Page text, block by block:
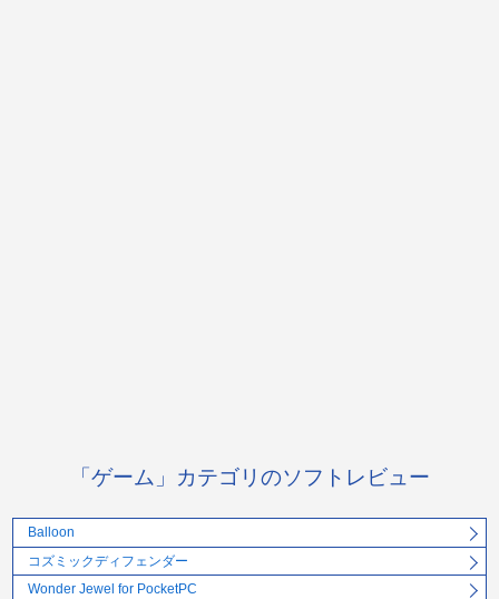
「ゲーム」カテゴリのソフトレビュー
Balloon
コズミックディフェンダー
Wonder Jewel for PocketPC